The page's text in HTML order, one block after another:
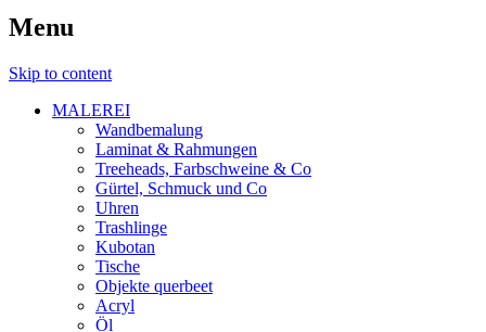
Menu
Skip to content
MALEREI
Wandbemalung
Laminat & Rahmungen
Treeheads, Farbschweine & Co
Gürtel, Schmuck und Co
Uhren
Trashlinge
Kubotan
Tische
Objekte querbeet
Acryl
Öl